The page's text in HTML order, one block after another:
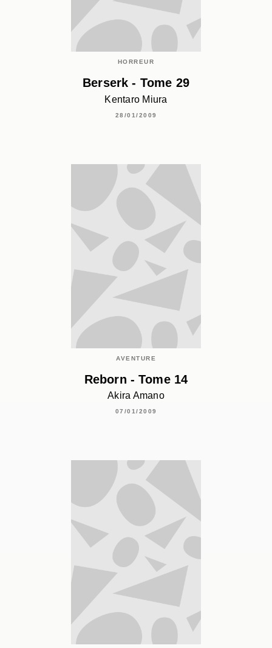
HORREUR
Berserk - Tome 29
Kentaro Miura
28/01/2009
AVENTURE
Reborn - Tome 14
Akira Amano
07/01/2009